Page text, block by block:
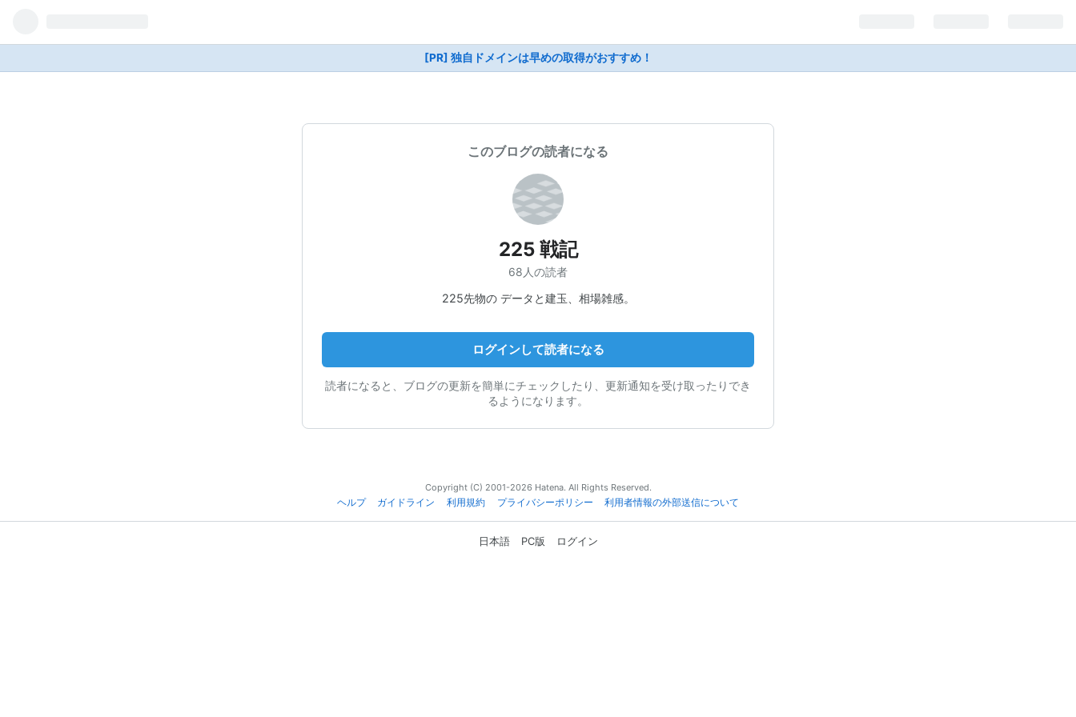
[PR] 独自ドメインは早めの取得がおすすめ！
このブログの読者になる
225 戦記
68人の読者
225先物の データと建玉、相場雑感。
ログインして読者になる
読者になると、ブログの更新を簡単にチェックしたり、更新通知を受け取ったりでき
るようになります。
Copyright (C) 2001-2026 Hatena. All Rights Reserved.
ヘルプ
ガイドライン 利用規約 プライバシーポリシー 利用者情報の外部送信について
日本語 PC版 ログイン